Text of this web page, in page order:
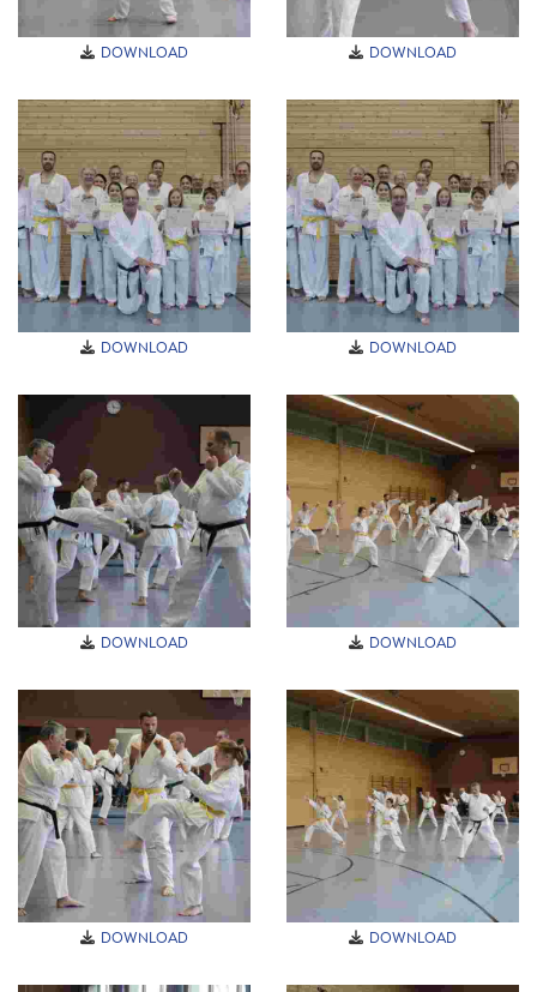
DOWNLOAD DOWNLOAD
DOWNLOAD DOWNLOAD
DOWNLOAD DOWNLOAD
DOWNLOAD DOWNLOAD